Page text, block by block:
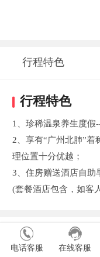
电话客服 在线客服
行程特色
行程特色
1、珍稀温泉养生度假
2、享有“广州北肺”
理位置十分优越；
3、住房赠送酒店自助
(套餐酒店包含，如客
参考出发时间